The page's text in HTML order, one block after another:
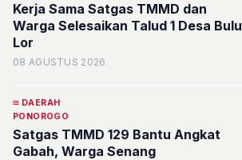
Kerja Sama Satgas TMMD dan
Warga Selesaikan Talud 1 Desa Bulu
Lor
08 AGUSTUS 2026
DAERAH
PONOROGO
Satgas TMMD 129 Bantu Angkat
Gabah, Warga Senang